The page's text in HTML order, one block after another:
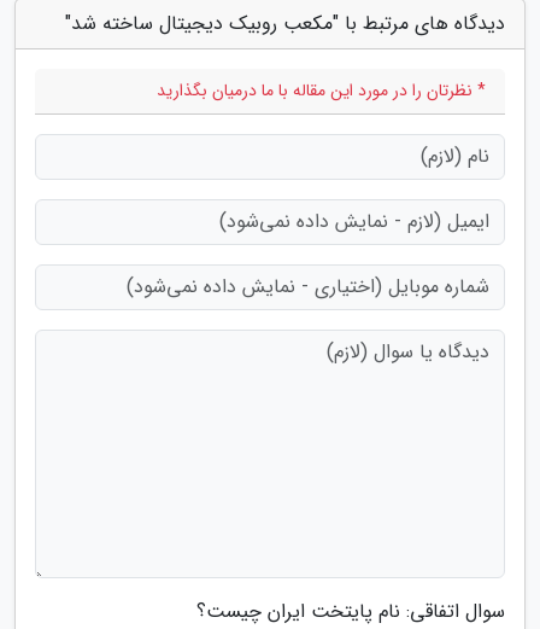
دیدگاه های مرتبط با "مکعب روبیک دیجیتال ساخته شد"
* نظرتان را در مورد این مقاله با ما درمیان بگذارید
سوال اتفاقی: نام پایتخت ایران چیست؟